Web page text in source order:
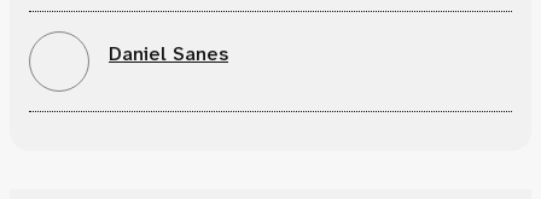
Daniel Sanes